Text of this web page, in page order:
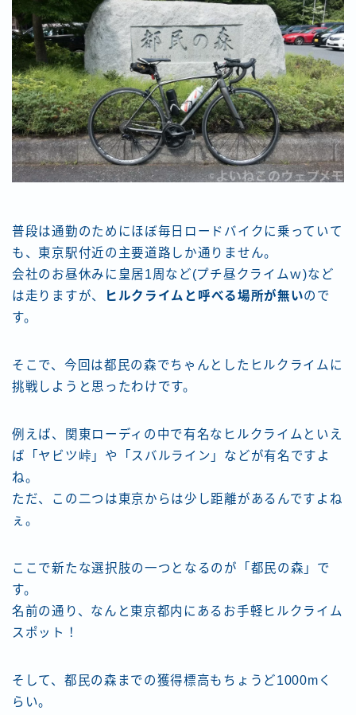
普段は通勤のためにほぼ毎日ロードバイクに乗っていて
も、東京駅付近の主要道路しか通りません。
会社のお昼休みに皇居1周など(プチ昼クライムｗ)など
は走りますが、
ヒルクライムと呼べる場所が無いので
す。
そこで、今回は都民の森でちゃんとしたヒルクライムに
挑戦しようと思ったわけです。
例えば、関東ローディの中で有名なヒルクライムといえ
ば「ヤビツ峠」や「スバルライン」などが有名ですよ
ね。
ただ、この二つは東京からは少し距離があるんですよね
ぇ。
ここで新たな選択肢の一つとなるのが「都民の森」で
す。
名前の通り、なんと東京都内にあるお手軽ヒルクライム
スポット！
そして、都民の森までの獲得標高もちょうど1000mく
らい。